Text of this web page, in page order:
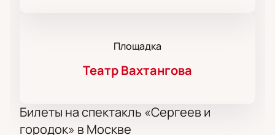
Площадка
Театр Вахтангова
Билеты на спектакль «Сергеев и
городок» в Москве